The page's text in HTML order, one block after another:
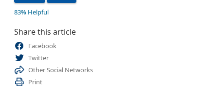
83% Helpful
Share this article
Facebook
Twitter
Other Social Networks
Print